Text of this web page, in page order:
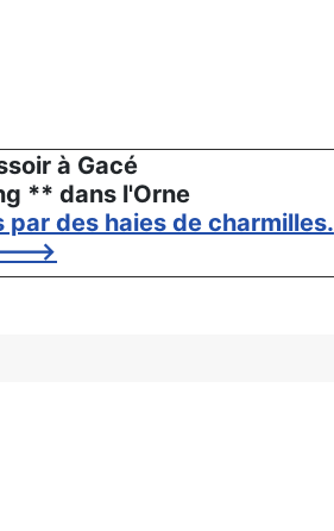
à Gacé
** dans l'Orne
des haies de charmilles.
--->